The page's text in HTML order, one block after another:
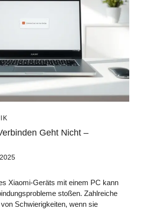
Geht Nicht –
Xiaomi-Geräts mit einem PC kann
stoßen. Zahlreiche
Schwierigkeiten, wenn sie